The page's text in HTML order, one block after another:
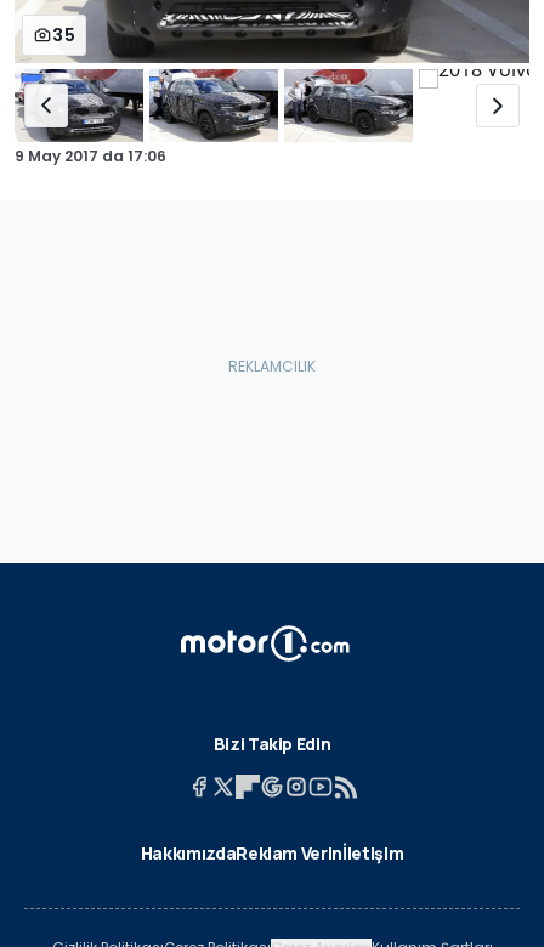
35
9 May 2017 da 17:06
Bizi Takip Edin
HakkımızdaReklam Verinİletişim